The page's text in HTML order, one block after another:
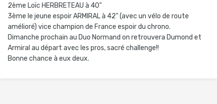
2ème Loïc HERBRETEAU à 40"
3ème le jeune espoir ARMIRAL à 42" (avec un vélo de route
amélioré) vice champion de France espoir du chrono.
Dimanche prochain au Duo Normand on retrouvera Dumond et
Armiral au départ avec les pros, sacré challenge!!
Bonne chance à eux deux.